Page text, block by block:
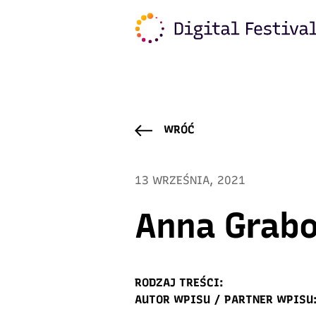
: Trying to access array offset on value of
content/plugins/freshmail-integration/vendor/
WRÓĆ
13 WRZEŚNIA, 2021
Anna
RODZAJ TREŚCI:
AUTOR WPISU / PARTNER WPISU: